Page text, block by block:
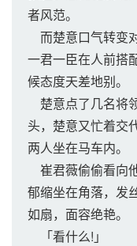
者风范。
而楚意口气转变
一君一臣在人前搭
候态度天差地别。
楚意点了几名将
头，楚意又忙着交
两人坐在马车内。
崔君薇偷偷看向
郁缩坐在角落，发
如扇，面容绝艳。
「看什么!」